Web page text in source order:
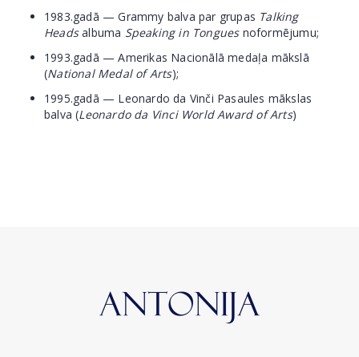
1983.gadā — Grammy balva par grupas Talking
Headsalbuma Speaking in Tonguesnoformējumu;
1993.gadā — Amerikas Nacionālā medaļa mākslā
(National Medal of Arts);
1995.gadā — Leonardo da Vinči Pasaules mākslas
balva (Leonardo da Vinci World Award of Arts)